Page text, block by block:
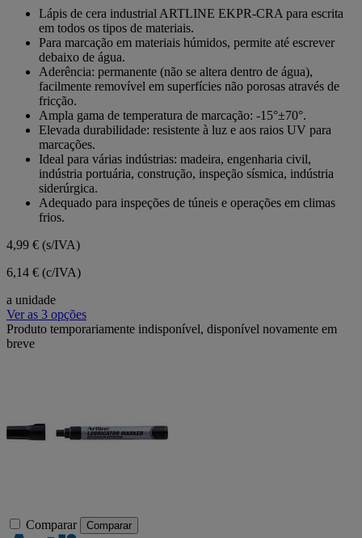
estrelas.
Lápis de cera industrial ARTLINE EKPR-CRA para escrita
em todos os tipos de materiais.
Para marcação em materiais húmidos, permite até escrever
debaixo de água.
Aderência: permanente (não se altera dentro de água),
facilmente removível em superfícies não porosas através de
fricção.
Ampla gama de temperatura de marcação: -15°±70°.
Elevada durabilidade: resistente à luz e aos raios UV para
marcações.
Ideal para várias indústrias: madeira, engenharia civil,
indústria portuária, construção, inspeção sísmica, indústria
siderúrgica.
Adequado para inspeções de túneis e operações em climas
frios.
4,99 € (s/IVA)
6,14 € (c/IVA)
a unidade
Ver as 3 opções
Produto temporariamente indisponível, disponível novamente em
breve
Comparar Comparar